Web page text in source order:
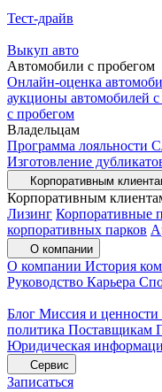
Тест-драйв
Выкуп авто
Автомобили с пробегом
Онлайн-оценка
аукционы автомобилей
с пробегом
Владельцам
Программа лояльности
Изготовление
Корпоративным
Корпоративным
Лизинг Корпоративные
корпоративных парков
О компании
О компании История
Руководство Карьера
Блог Миссия и ценности
политика Поставщикам
Юридическая
Сервис
Записаться